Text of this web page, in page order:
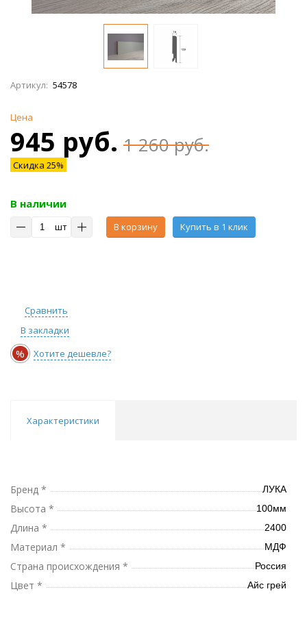
Артикул: 54578
Цена
945 руб. 1 260 руб.
Скидка 25%
В наличии
шт В корзину Купить в 1 клик
Сравнить
В закладки
% Хотите дешевле?
Характеристики
Бренд * ЛУКА
Высота * 100мм
Длина * 2400
Материал * МДФ
Страна происхождения * Россия
Цвет * Айс грей